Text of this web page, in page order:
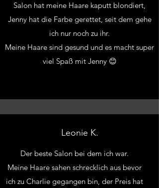
Salon hat meine Haare kaputt blondiert,
Jenny hat die Farbe gerettet, seit dem gehe
ich nur noch zu ihr.
Meine Haare sind gesund und es macht super
viel Spaß mit Jenny 😊
Leonie K.
Der beste Salon bei dem ich war.
Meine Haare sahen schrecklich aus bevor
ich zu Charlie gegangen bin, der Preis hat